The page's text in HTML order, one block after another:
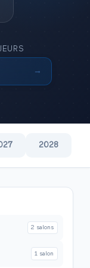
→
2028
2 salon s
1 salon